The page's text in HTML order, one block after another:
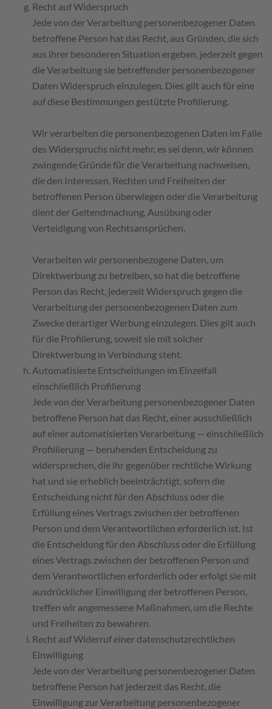
Recht auf Widerspruch
Jede von der Verarbeitung personenbezogener Daten
betroffene Person hat das Recht, aus Gründen, die sich
aus ihrer besonderen Situation ergeben, jederzeit gegen
die Verarbeitung sie betreffender personenbezogener
Daten Widerspruch einzulegen. Dies gilt auch für eine
auf diese Bestimmungen gestützte Profilierung.
Wir verarbeiten die personenbezogenen Daten im Falle
des Widerspruchs nicht mehr, es sei denn, wir können
zwingende Gründe für die Verarbeitung nachweisen,
die den Interessen, Rechten und Freiheiten der
betroffenen Person überwiegen oder die Verarbeitung
dient der Geltendmachung, Ausübung oder
Verteidigung von Rechtsansprüchen.
Verarbeiten wir personenbezogene Daten, um
Direktwerbung zu betreiben, so hat die betroffene
Person das Recht, jederzeit Widerspruch gegen die
Verarbeitung der personenbezogenen Daten zum
Zwecke derartiger Werbung einzulegen. Dies gilt auch
für die Profilierung, soweit sie mit solcher
Direktwerbung in Verbindung steht.
Automatisierte Entscheidungen im Einzelfall
einschließlich Profilierung
Jede von der Verarbeitung personenbezogener Daten
betroffene Person hat das Recht, einer ausschließlich
auf einer automatisierten Verarbeitung — einschließlich
Profiliierung — beruhenden Entscheidung zu
widersprechen, die ihr gegenüber rechtliche Wirkung
hat und sie erheblich beeinträchtigt, sofern die
Entscheidung nicht für den Abschluss oder die
Erfüllung eines Vertrags zwischen der betroffenen
Person und dem Verantwortlichen erforderlich ist. Ist
die Entscheidung für den Abschluss oder die Erfüllung
eines Vertrags zwischen der betroffenen Person und
dem Verantwortlichen erforderlich oder erfolgt sie mit
ausdrücklicher Einwilligung der betroffenen Person,
treffen wir angemessene Maßnahmen, um die Rechte
und Freiheiten zu bewahren.
Recht auf Widerruf einer datenschutzrechtlichen
Einwilligung
Jede von der Verarbeitung personenbezogener Daten
betroffene Person hat jederzeit das Recht, die
Einwilligung zur Verarbeitung personenbezogener